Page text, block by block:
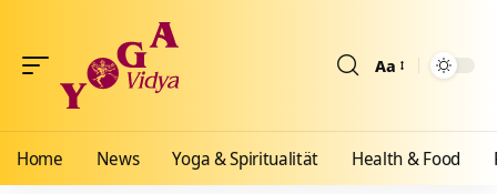
Aa
Home News Yoga & Spiritualität Health & Food